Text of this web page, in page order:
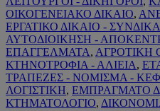
ΟΙΚΟΓΕΝΕΙΑΚΟ ΔΙΚΑΙΟ,
ΕΡΓΑΤΙΚΟ ΔΙΚΑΙΟ -
ΑΥΤΟΔΙΟΙΚΗΣΗ -
ΕΠΑΓΓΕΛΜΑΤΑ, ΑΓΡΟΤΙΚΗ
ΚΤΗΝΟΤΡΟΦΙΑ - ΑΛΙΕΙΑ,
ΤΡΑΠΕΖΕΣ - ΝΟΜΙΣΜΑ -
ΛΟΓΙΣΤΙΚΗ, ΕΜΠΡΑΓΜΑΤΟ
ΚΤΗΜΑΤΟΛΟΓΙΟ,